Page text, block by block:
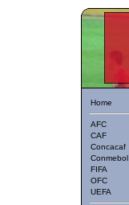
Home
AFC
CAF
Concacaf
Conmebol
FIFA
OFC
UEFA